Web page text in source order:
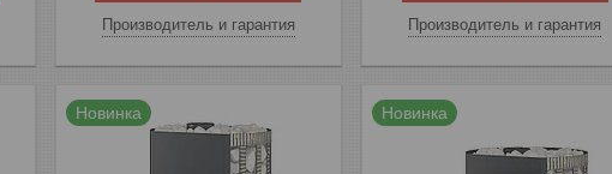
Производитель и гарантия Производитель и гарантия
Новинка Новинка